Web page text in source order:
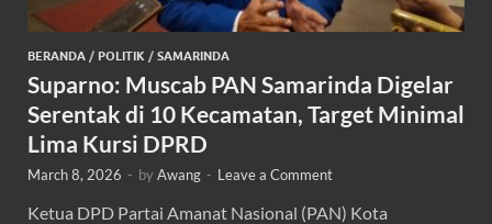
BERANDA / POLITIK / SAMARINDA
Suparno: Muscab PAN Samarinda Digelar
Serentak di 10 Kecamatan, Target Minimal
Lima Kursi DPRD
March 8, 2026 - byAwang - Leave a Comment
Ketua DPD Partai Amanat Nasional (PAN) Kota